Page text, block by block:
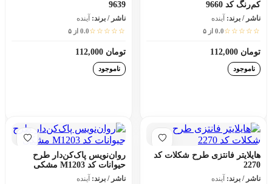
کم‌رنگ کد 9660
ناشر / برند: آینده
☆☆☆☆☆0.0 از ۵
تومان 112,000
ناموجود
9639
ناشر / برند: آینده
☆☆☆☆☆0.0 از ۵
تومان 112,000
ناموجود
هایلایتر فانتزی طرح شکلات کد
2270
ناشر / برند: آینده
روان‌نویس پاک‌کن‌دار طرح
حیوانات کد M1203 مشکی
ناشر / برند: آینده